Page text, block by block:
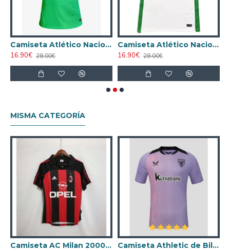
Camiseta Atlético Nacional Third 2025/2026
16.90€ 28.00€
Camiseta Atlético Nacional Visitante 2026/2027 Blanco/Verde
16.90€ 28.00€
MISMA CATEGORÍA
Camiseta AC Milan 2000/2001 Local Retro
Camiseta Athletic de Bilbao 2024/2025 Alternativo